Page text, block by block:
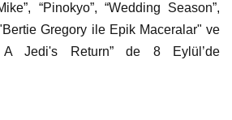
“Pinokyo”, “Wedding Season”,
Gregory ile Epik Maceralar" ve
A Jedi's Return” de 8 Eylül’de